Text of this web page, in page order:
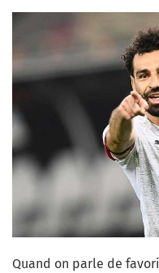
Quand on parle de